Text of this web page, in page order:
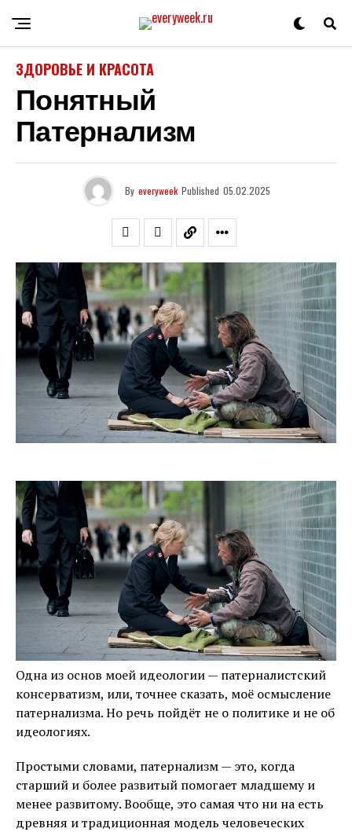
ЗДОРОВЬЕ И КРАСОТА
Понятный
Патернализм
By everyweek Published 05.02.2025
Одна из основ моей идеологии — патерналистский
консерватизм, или, точнее сказать, моё осмысление
патернализма. Но речь пойдёт не о политике и не об
идеологиях.
Простыми словами, патернализм — это, когда
старший и более развитый помогает младшему и
менее развитому. Вообще, это самая что ни на есть
древняя и традиционная модель человеческих